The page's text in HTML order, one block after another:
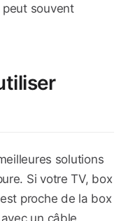
souvent
solutions
Si votre TV, box
proche de la box
un câble.